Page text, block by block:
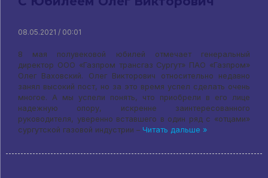
08.05.2021 / 00:01
8 мая полувековой юбилей отмечает генеральный
директор ООО «Газпром трансгаз Сургут» ПАО «Газпром»
Олег Ваховский. Олег Викторович относительно недавно
занял высокий пост, но за это время успел сделать очень
многое. А мы успели понять, что приобрели в его лице
надежную опору, искренне заинтересованного
руководителя, уверенно вставшего в один ряд с «отцами»
сургутской газовой индустрии – Читать дальше »